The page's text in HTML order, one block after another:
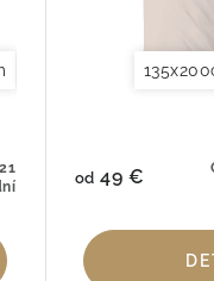
Obliečky na
od 49 €